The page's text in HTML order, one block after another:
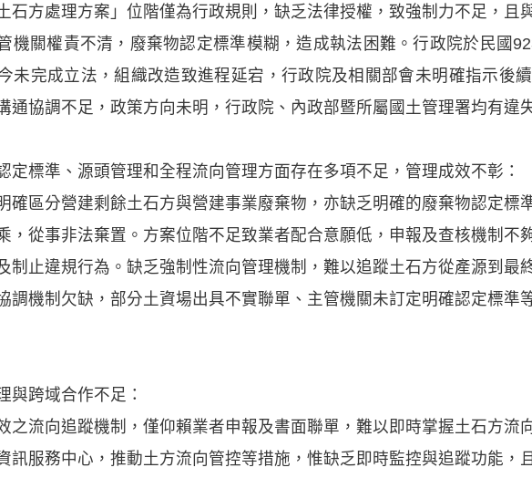
石方處理方案」位階僅為行政規則，缺乏法律授權，致強制力不足，且
機關權責不清，廢棄物認定標準模糊，造成執法困難。行政院於民國
未完成立法，組織改造致進程延宕，行政院及相關部會未明確指示後
通協調不足，政策方向未明，行政院、內政部暨所屬國土管理署均有違
定標準、源頭管理和全程流向管理方面存在多項不足，管理成效不彰：
確區分營建剩餘土石方與營建事業廢棄物，亦缺乏明確的廢棄物認定標
，從事非法棄置。方案位階不足致業者配合意願低，申報及查核機制不
制止違規行為。缺乏強制性流向管理機制，難以追蹤土石方從產源到最
調機制欠缺，部分土資場出具不實聯單、主管機關未訂定明確認定標準
與跨域合作不足：
之流向追蹤機制，僅仰賴業者申報及書面聯單，難以即時掌握土石方流
訊服務中心，推動土方流向管控等措施，惟缺乏即時監控與追蹤功能，